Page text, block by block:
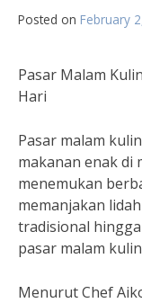
Posted on February
Pasar Malam
Hari
Pasar malam
makanan enak di
menemukan
memanjakan
tradisional
pasar malam
Menurut Chef